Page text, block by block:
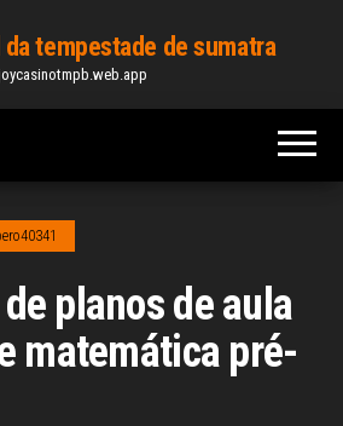
tempestade de sumatra
planos de aula
matemática pré-